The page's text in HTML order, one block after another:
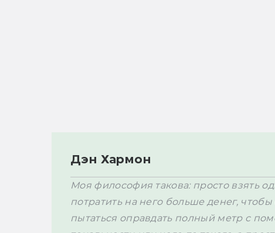
Дэн Хармон
Моя философия такова: просто взять
потратить на него больше денег,
пытаться оправдать полный метр с